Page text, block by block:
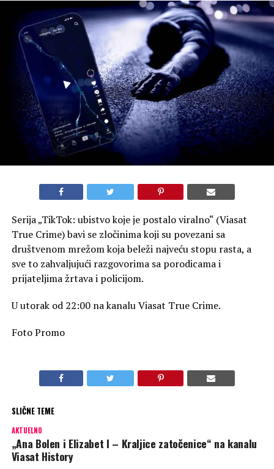
Serija „TikTok: ubistvo koje je postalo viralno“ (Viasat
True Crime) bavi se zločinima koji su povezani sa
društvenom mrežom koja beleži najveću stopu rasta, a
sve to zahvaljujući razgovorima sa porodicama i
prijateljima žrtava i policijom.
U utorak od 22:00 na kanalu Viasat True Crime.
Foto Promo
SLIČNE TEME
AKTUELNO
„Ana Bolen i Elizabet I – Kraljice zatočenice“ na kanalu
Viasat History